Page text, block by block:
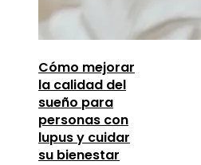
Cómo mejorar
la calidad del
sueño para
personas con
lupus y cuidar
su bienestar